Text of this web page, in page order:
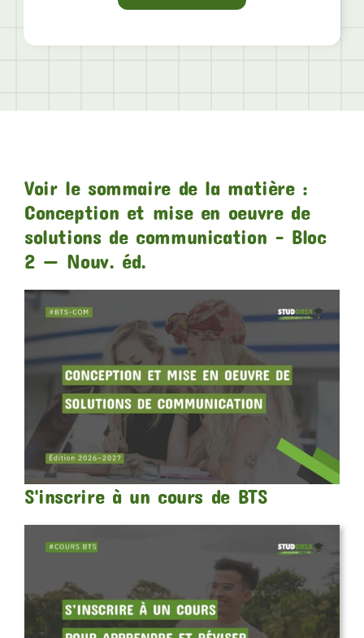
Voir le sommaire de la matière :
Conception et mise en oeuvre de
solutions de communication – Bloc
2 — Nouv. éd.
S'inscrire à un cours de BTS